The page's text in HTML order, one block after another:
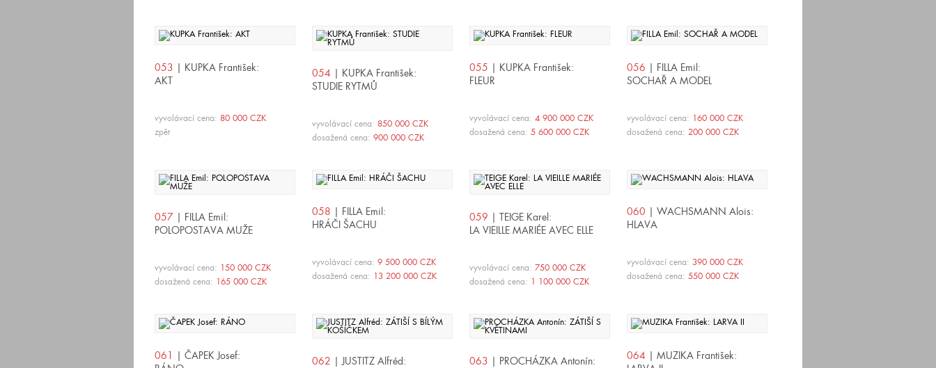
053 | KUPKA František:
AKT
vyvolávací cena: 80 000 CZK
zpět
054 | KUPKA František:
STUDIE RYTMŮ
vyvolávací cena: 850 000 CZK
dosažená cena: 900 000 CZK
055 | KUPKA František:
FLEUR
vyvolávací cena: 4 900 000 CZK
dosažená cena: 5 600 000 CZK
056 | FILLA Emil:
SOCHAŘ A MODEL
vyvolávací cena: 160 000 CZK
dosažená cena: 200 000 CZK
057 | FILLA Emil:
POLOPOSTAVA MUŽE
vyvolávací cena: 150 000 CZK
dosažená cena: 165 000 CZK
058 | FILLA Emil:
HRÁČI ŠACHU
vyvolávací cena: 9 500 000 CZK
dosažená cena: 13 200 000 CZK
059 | TEIGE Karel:
LA VIEILLE MARIÉE AVEC ELLE
vyvolávací cena: 750 000 CZK
dosažená cena: 1 100 000 CZK
060 | WACHSMANN Alois:
HLAVA
vyvolávací cena: 390 000 CZK
dosažená cena: 550 000 CZK
061 | ČAPEK Josef:
062 | JUSTITZ Alfréd: 063 | PROCHÁZKA Antonín: 064 | MUZIKA František: